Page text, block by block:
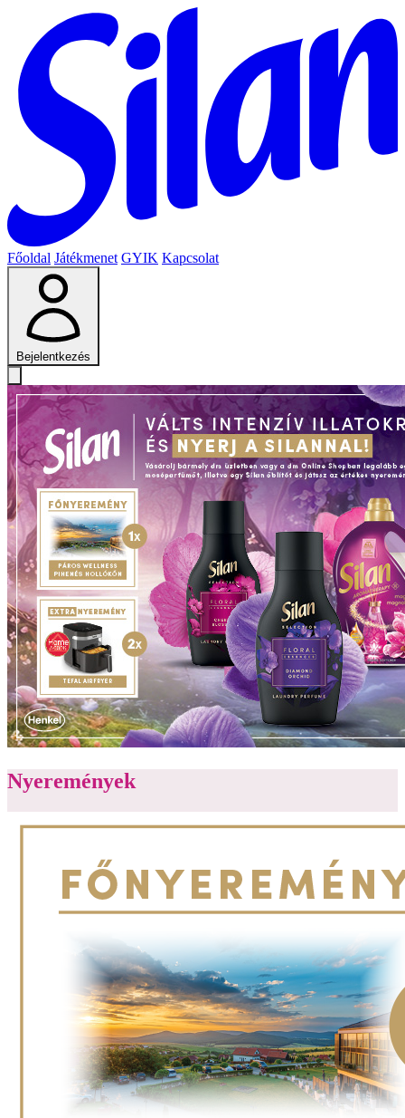
Főoldal Játékmenet GYIK Kapcsolat
Bejelentkezés
Nyeremények